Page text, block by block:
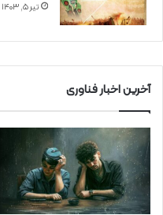
تیر ۵, ۱۴۰۳
آخرین اخبار فناوری